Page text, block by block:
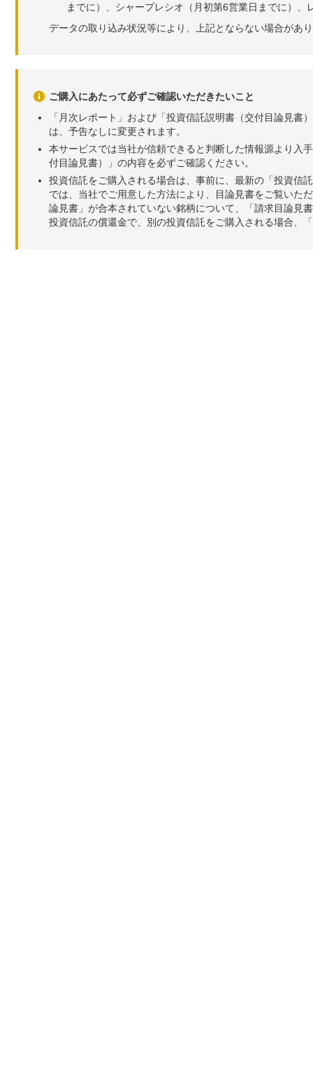
までに）、シャープレシオ（月初第6営業日までに）
データの取り込み状況等により、上記とならない場合があ
ご購入にあたって必ずご確認いただきたいこと
「月次レポート」および「投資信託説明書（交付目論見
は、予告なしに変更されます。
本サービスでは当社が信頼できると判断した情報源より入
付目論見書）」の内容を必ずご確認ください。
投資信託をご購入される場合は、事前に、最新の「投資信
では、当社でご用意した方法により、目論見書をご覧いた
論見書」が合本されていない銘柄について、「請求目論見
投資信託の償還金で、別の投資信託をご購入される場合、